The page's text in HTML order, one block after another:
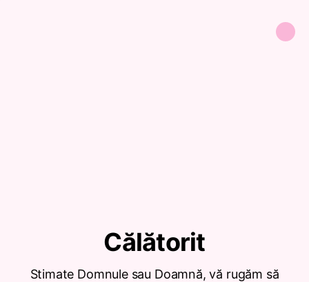
Călătorit
Stimate Domnule sau Doamnă, vă rugăm să